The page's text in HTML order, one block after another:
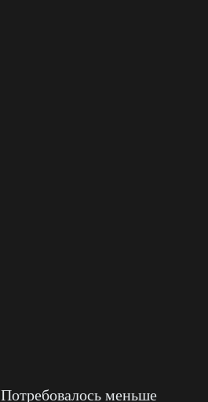
Потребовалось меньше